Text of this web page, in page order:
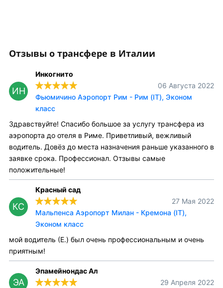
Отзывы о трансфере в Италии
ИН
Инкогнито
06 Августа 2022
Фьюмичино Аэропорт Рим - Рим (IT), Эконом
класс
Здравствуйте! Спасибо большое за услугу трансфера из
аэропорта до отеля в Риме. Приветливый, вежливый
водитель. Довёз до места назначения раньше указанного в
заявке срока. Профессионал. Отзывы самые
положительные!
КС
Красный сад
27 Мая 2022
Мальпенса Аэропорт Милан - Кремона (IT),
Эконом класс
мой водитель (Е.) был очень профессиональным и очень
приятным!
ЭА
Эпамейнондас Ал
29 Апреля 2022